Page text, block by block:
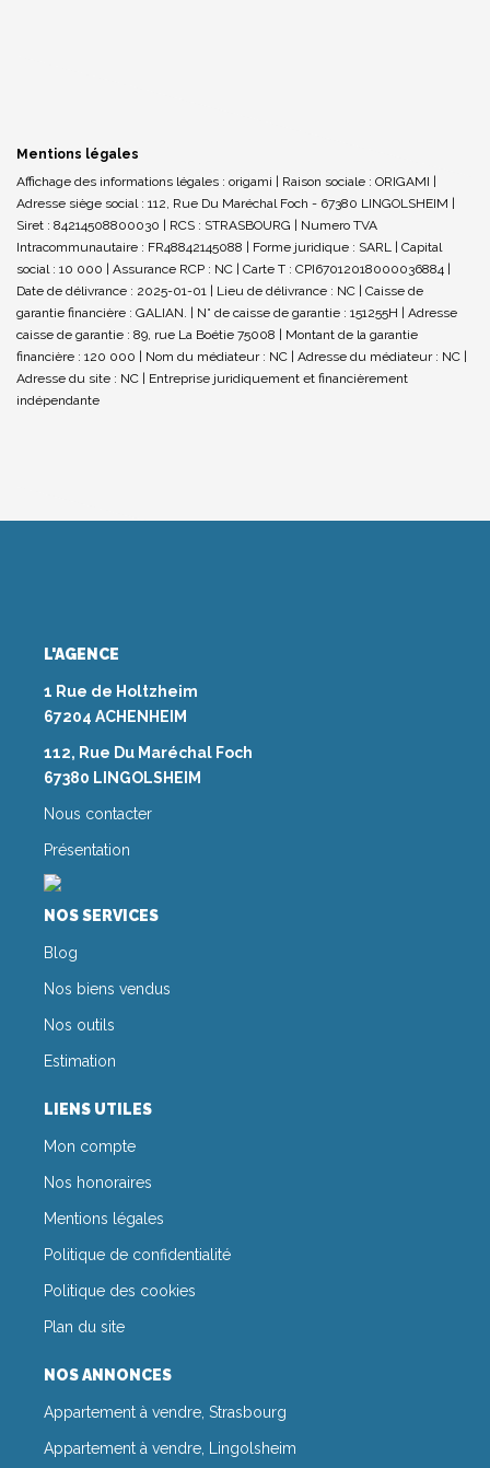
Mentions légales
Affichage des informations légales : origami | Raison sociale : ORIGAMI |
Adresse siège social : 112, Rue Du Maréchal Foch - 67380 LINGOLSHEIM |
Siret : 84214508800030 | RCS : STRASBOURG | Numero TVA
Intracommunautaire : FR48842145088 | Forme juridique : SARL | Capital
social : 10 000 | Assurance RCP : NC | Carte T : CPI67012018000036884 |
Date de délivrance : 2025-01-01 | Lieu de délivrance : NC | Caisse de
garantie financière : GALIAN. | N° de caisse de garantie : 151255H | Adresse
caisse de garantie : 89, rue La Boétie 75008 | Montant de la garantie
financière : 120 000 | Nom du médiateur : NC | Adresse du médiateur : NC |
Adresse du site : NC | Entreprise juridiquement et financièrement
indépendante
L'AGENCE
1 Rue de Holtzheim
67204 ACHENHEIM
112, Rue Du Maréchal Foch
67380 LINGOLSHEIM
Nous contacter
Présentation
NOS SERVICES
Blog
Nos biens vendus
Nos outils
Estimation
LIENS UTILES
Mon compte
Nos honoraires
Mentions légales
Politique de confidentialité
Politique des cookies
Plan du site
NOS ANNONCES
Appartement à vendre, Strasbourg
Appartement à vendre, Lingolsheim